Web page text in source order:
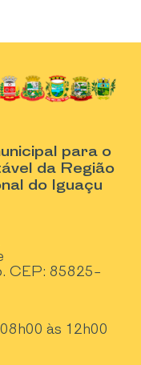
para o
da Região
do Iguaçu
CEP: 85825-
às 12h00